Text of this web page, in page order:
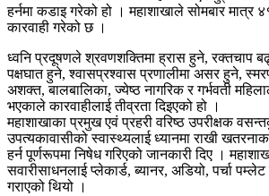
हर्नमा कडाइ गरेको हो । महाशाखाले सोमबार मात्र
कारवाही गरेको छ ।
ध्वनि प्रदूषणले श्रवणशक्तिमा ह्रास हुने, रक्तचाप
पक्षघात हुने, श्वासप्रश्वास प्रणालीमा असर हुने,
अशक्त, बालबालिका, ज्येष्ठ नागरिक र गर्भवती
भएकाले कारवाहीलाई तीव्रता दिइएको हो ।
महाशाखाका प्रमुख एवं प्रहरी वरिष्ठ उपरीक्षक
उपत्यकावासीको स्वास्थ्यलाई ध्यानमा राखी
हर्न पूर्णरूपमा निषेध गरिएको जानकारी दिए ।
सवारीसाधनलाई प्लेकार्ड, ब्यानर, अडियो, पर्चा
गराएको थियो ।